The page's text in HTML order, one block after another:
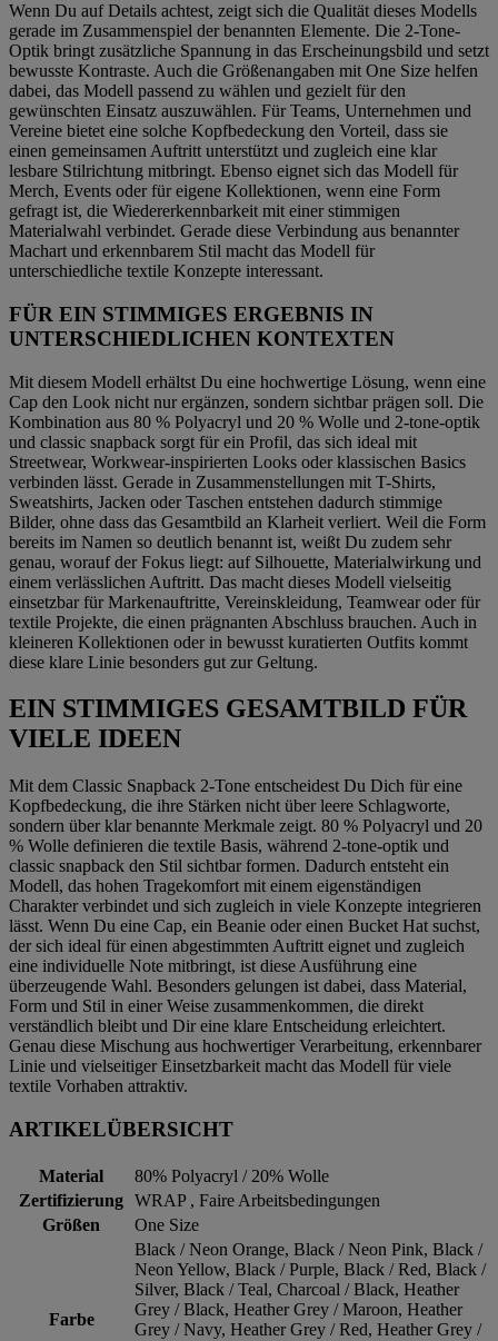
Wenn Du auf Details achtest, zeigt sich die Qualität dieses Modells
gerade im Zusammenspiel der benannten Elemente. Die 2-Tone-
Optik bringt zusätzliche Spannung in das Erscheinungsbild und setzt
bewusste Kontraste. Auch die Größenangaben mit One Size helfen
dabei, das Modell passend zu wählen und gezielt für den
gewünschten Einsatz auszuwählen. Für Teams, Unternehmen und
Vereine bietet eine solche Kopfbedeckung den Vorteil, dass sie
einen gemeinsamen Auftritt unterstützt und zugleich eine klar
lesbare Stilrichtung mitbringt. Ebenso eignet sich das Modell für
Merch, Events oder für eigene Kollektionen, wenn eine Form
gefragt ist, die Wiedererkennbarkeit mit einer stimmigen
Materialwahl verbindet. Gerade diese Verbindung aus benannter
Machart und erkennbarem Stil macht das Modell für
unterschiedliche textile Konzepte interessant.
FÜR EIN STIMMIGES ERGEBNIS IN
UNTERSCHIEDLICHEN KONTEXTEN
Mit diesem Modell erhältst Du eine hochwertige Lösung, wenn eine
Cap den Look nicht nur ergänzen, sondern sichtbar prägen soll. Die
Kombination aus 80 % Polyacryl und 20 % Wolle und 2-tone-optik
und classic snapback sorgt für ein Profil, das sich ideal mit
Streetwear, Workwear-inspirierten Looks oder klassischen Basics
verbinden lässt. Gerade in Zusammenstellungen mit T-Shirts,
Sweatshirts, Jacken oder Taschen entstehen dadurch stimmige
Bilder, ohne dass das Gesamtbild an Klarheit verliert. Weil die Form
bereits im Namen so deutlich benannt ist, weißt Du zudem sehr
genau, worauf der Fokus liegt: auf Silhouette, Materialwirkung und
einem verlässlichen Auftritt. Das macht dieses Modell vielseitig
einsetzbar für Markenauftritte, Vereinskleidung, Teamwear oder für
textile Projekte, die einen prägnanten Abschluss brauchen. Auch in
kleineren Kollektionen oder in bewusst kuratierten Outfits kommt
diese klare Linie besonders gut zur Geltung.
EIN STIMMIGES GESAMTBILD FÜR
VIELE IDEEN
Mit dem Classic Snapback 2-Tone entscheidest Du Dich für eine
Kopfbedeckung, die ihre Stärken nicht über leere Schlagworte,
sondern über klar benannte Merkmale zeigt. 80 % Polyacryl und 20
% Wolle definieren die textile Basis, während 2-tone-optik und
classic snapback den Stil sichtbar formen. Dadurch entsteht ein
Modell, das hohen Tragekomfort mit einem eigenständigen
Charakter verbindet und sich zugleich in viele Konzepte integrieren
lässt. Wenn Du eine Cap, ein Beanie oder einen Bucket Hat suchst,
der sich ideal für einen abgestimmten Auftritt eignet und zugleich
eine individuelle Note mitbringt, ist diese Ausführung eine
überzeugende Wahl. Besonders gelungen ist dabei, dass Material,
Form und Stil in einer Weise zusammenkommen, die direkt
verständlich bleibt und Dir eine klare Entscheidung erleichtert.
Genau diese Mischung aus hochwertiger Verarbeitung, erkennbarer
Linie und vielseitiger Einsetzbarkeit macht das Modell für viele
textile Vorhaben attraktiv.
ARTIKELÜBERSICHT
Material
80% Polyacryl / 20% Wolle
Zertifizierung WRAP , Faire Arbeitsbedingungen
Größen
One Size
Farbe
Black / Neon Orange, Black / Neon Pink, Black /
Neon Yellow, Black / Purple, Black / Red, Black /
Silver, Black / Teal, Charcoal / Black, Heather
Grey / Black, Heather Grey / Maroon, Heather
Grey / Navy, Heather Grey / Red, Heather Grey /